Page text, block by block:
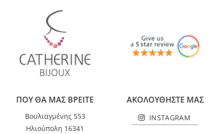
ΠΟΥ ΘΑ ΜΑΣ ΒΡΕΙΤΕ
Βουλιαγμένης 553
Ηλιούπολη 16341
ΑΚΟΛΟΥΘΗΣΤΕ ΜΑΣ
INSTAGRAM